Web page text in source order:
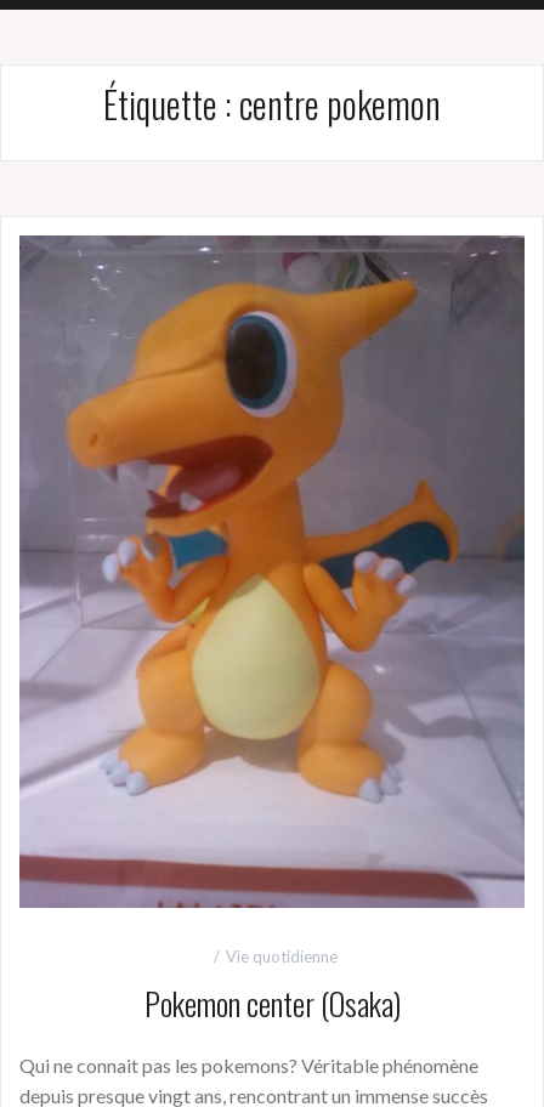
Étiquette :centre pokemon
Vie quotidienne
Pokemon center (Osaka)
Qui ne connait pas les pokemons? Véritable phénomène
depuis presque vingt ans, rencontrant un immense succès